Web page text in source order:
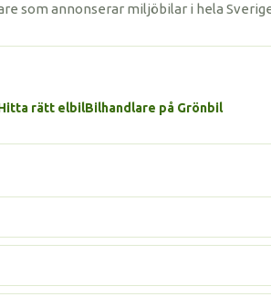
som annonserar miljöbilar i hela
rätt elbilBilhandlare på Grönbil